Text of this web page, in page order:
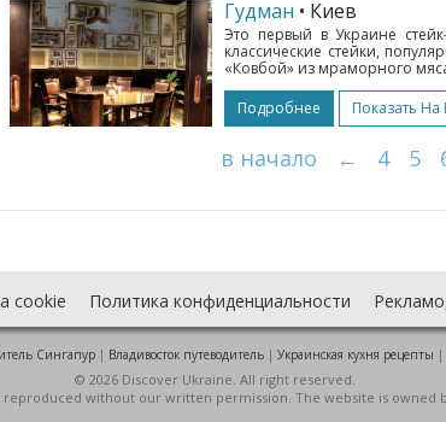
Гудман • Киев
Это первый в Украине
классические стейки,
«Ковбой» из мраморного
Подробнее
Показать На
в начало ← 4 5
cookie Политика конфиденциальности
Сингапур | Владивосток путеводитель | Украинская кухня рецепты |
© 2026 Discover Ukraine. All right reserved.
without our written permission. The website is owned